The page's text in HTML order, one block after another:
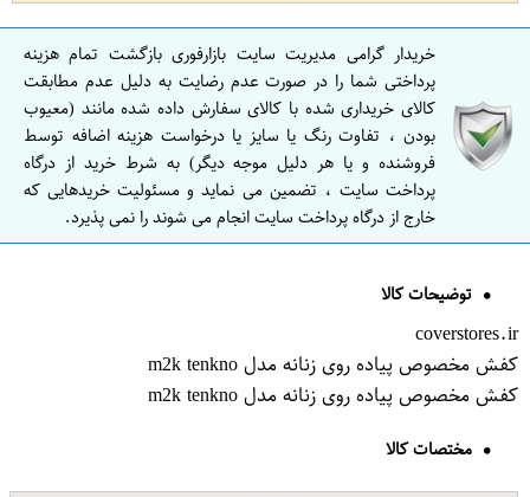
خریدار گرامی مدیریت سایت بازارفوری بازگشت تمام هزینه
پرداختی شما را در صورت عدم رضایت به دلیل عدم مطابقت
کالای خریداری شده با کالای سفارش داده شده مانند (معیوب
بودن ، تفاوت رنگ یا سایز یا درخواست هزینه اضافه توسط
فروشنده و یا هر دلیل موجه دیگر) به شرط خرید از درگاه
پرداخت سایت ، تضمین می نماید و مسئولیت خریدهایی که
خارج از درگاه پرداخت سایت انجام می شوند را نمی پذیرد.
توضیحات کالا
coverstores.ir
کفش مخصوص پیاده روی زنانه مدل m2k tenkno
کفش مخصوص پیاده روی زنانه مدل m2k tenkno
مختصات کالا